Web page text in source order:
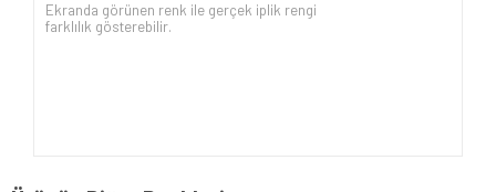
Ekranda görünen renk ile gerçek iplik rengi
farklılık gösterebilir.